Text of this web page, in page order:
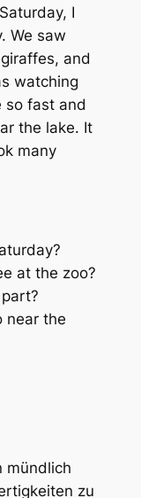
I
We saw
and
watching
so fast and
the lake. It
many
at the zoo?
near the
mündlich
zu